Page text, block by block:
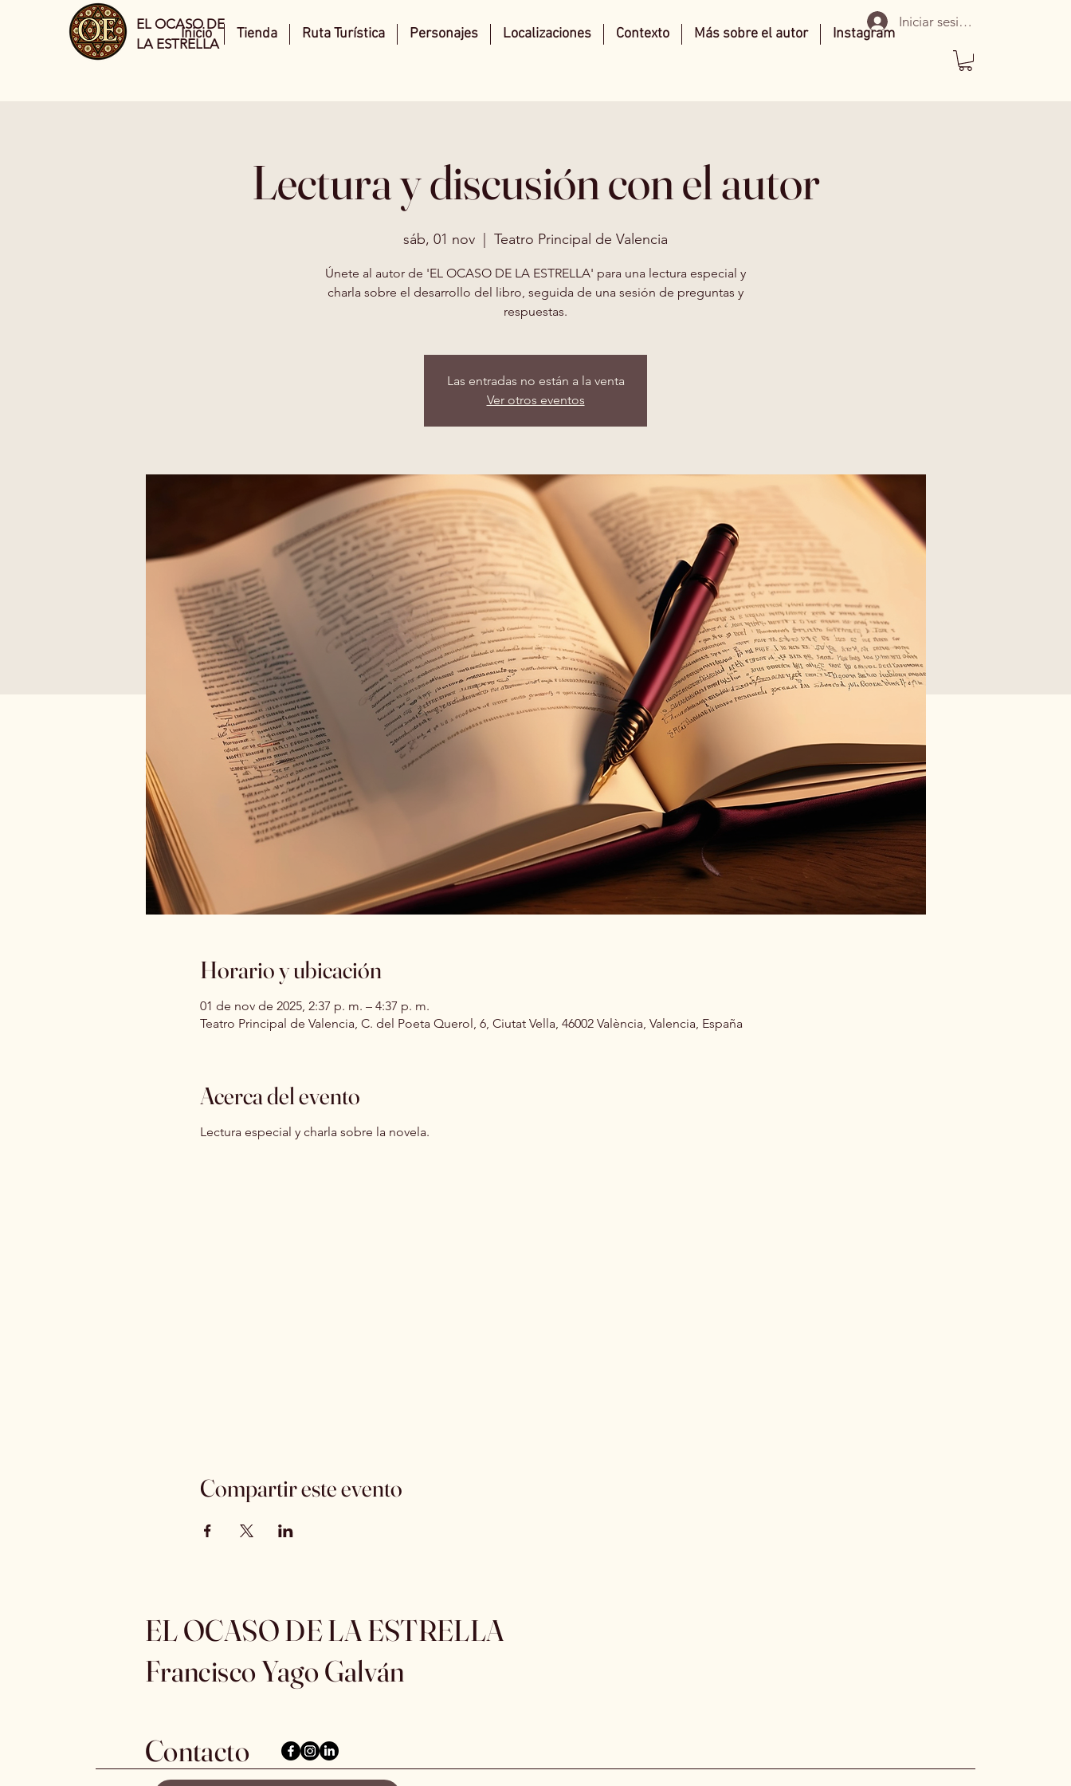
EL OCASO DE
LA ESTRELLA
Inicio Tienda Ruta Turística Personajes Localizaciones Contexto Más sobre el autor Instagram
Iniciar sesión
Lectura y discusión con el autor
sáb, 01 nov Teatro Principal de Valencia
Únete al autor de 'EL OCASO DE LA ESTRELLA' para una lectura especial y
charla sobre el desarrollo del libro, seguida de una sesión de preguntas y
respuestas.
Las entradas no están a la venta
Ver otros eventos
Horario y ubicación
01 de nov de 2025, 2:37 p. m. – 4:37 p. m.
Teatro Principal de Valencia, C. del Poeta Querol, 6, Ciutat Vella, 46002 València, Valencia, España
Acerca del evento
Lectura especial y charla sobre la novela.
Compartir este evento
EL OCASO DE LA ESTRELLA
Francisco Yago Galván
Contacto